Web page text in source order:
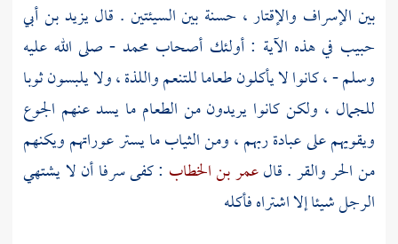
بين الإسراف والإقتار ، حسنة بين السيئتين . قاليزيد بن أبي
حبيب في هذه الآية : أولئك أصحاب محمد - صلى الله عليه
وسلم - ، كانوا لا يأكلون طعاما للتنعم واللذة ، ولا يلبسون ثوبا
للجمال ، ولكن كانوا يريدون من الطعام ما يسد عنهم الجوع
ويقويهم على عبادة ربهم ، ومن الثياب ما يستر عوراتهم ويكنهم
من الحر والقر . قالعمر بن الخطاب : كفى سرفا أن لا يشتهي
الرجل شيئا إلا اشتراه فأكله